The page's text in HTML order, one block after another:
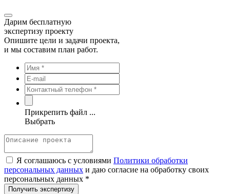
Дарим бесплатную
экспертизу проекту
Опишите цели и задачи проекта,
и мы составим план работ.
Прикрепить файл ...
Выбрать
Я соглашаюсь с условиями Политики обработки
персональных данных и даю согласие на обработку своих
персональных данных *